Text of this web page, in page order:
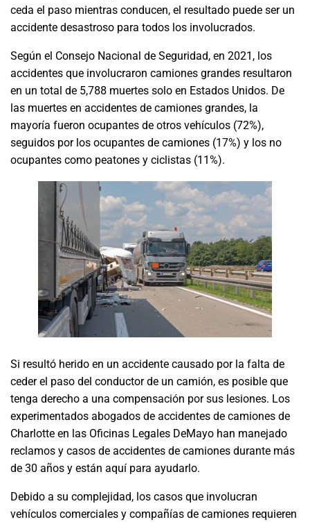
ceda el paso mientras conducen, el resultado puede ser un
accidente desastroso para todos los involucrados.
Según el Consejo Nacional de Seguridad, en 2021, los
accidentes que involucraron camiones grandes resultaron
en un total de 5,788 muertes solo en Estados Unidos. De
las muertes en accidentes de camiones grandes, la
mayoría fueron ocupantes de otros vehículos (72%),
seguidos por los ocupantes de camiones (17%) y los no
ocupantes como peatones y ciclistas (11%).
Si resultó herido en un accidente causado por la falta de
ceder el paso del conductor de un camión, es posible que
tenga derecho a una compensación por sus lesiones. Los
experimentados abogados de accidentes de camiones de
Charlotte en las Oficinas Legales DeMayo han manejado
reclamos y casos de accidentes de camiones durante más
de 30 años y están aquí para ayudarlo.
Debido a su complejidad, los casos que involucran
vehículos comerciales y compañías de camiones requieren